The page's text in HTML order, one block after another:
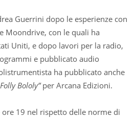
Guerrini dopo le esperienze con
Moondrive, con le quali ha
Uniti, e dopo lavori per la radio,
e pubblicato audio
ha pubblicato anche
Bololy”per Arcana Edizioni.
19 nel rispetto delle norme di